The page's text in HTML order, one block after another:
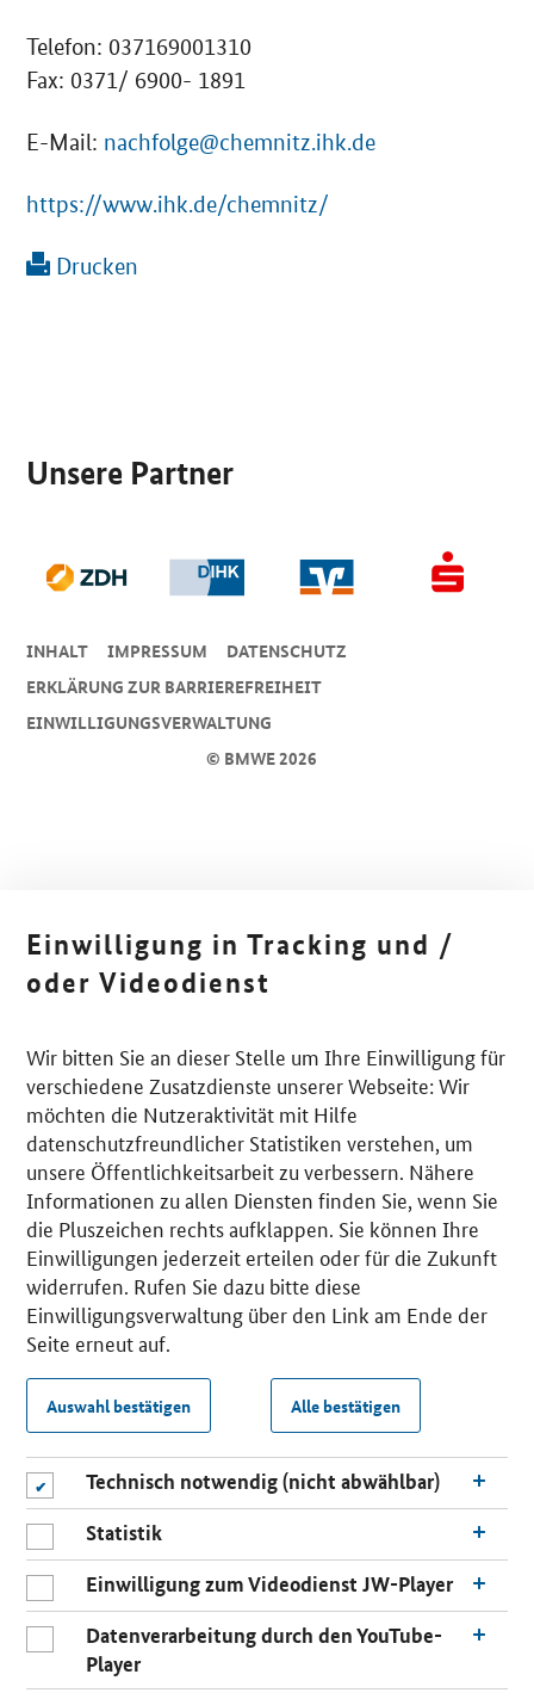
Telefon: 037169001310
Fax: 0371/ 6900- 1891
E-Mail: nachfolge@chemnitz.ihk.de
https://www.ihk.de/chemnitz/
Drucken
Unsere Partner
© BMWE 2026
INHALT IMPRESSUM
DA­TEN­SCHUTZ
ERKLÄRUNG ZUR BARRIEREFREIHEIT
EINWILLIGUNGSVERWALTUNG
Einwilligung in Tracking und /
oder Videodienst
Wir bitten Sie an dieser Stelle um Ihre Einwilligung für
verschiedene Zusatzdienste unserer Webseite: Wir
möchten die Nutzeraktivität mit Hilfe
datenschutzfreundlicher Statistiken verstehen, um
unsere Öffentlichkeitsarbeit zu verbessern. Nähere
Informationen zu allen Diensten finden Sie, wenn Sie
die Pluszeichen rechts aufklappen. Sie können Ihre
Einwilligungen jederzeit erteilen oder für die Zukunft
widerrufen. Rufen Sie dazu bitte diese
Einwilligungsverwaltung über den Link am Ende der
Seite erneut auf.
Auswahl bestätigen Alle bestätigen
Technisch notwendig (nicht abwählbar)
Statistik
Einwilligung zum Videodienst JW-Player
Datenverarbeitung durch den YouTube-
Player